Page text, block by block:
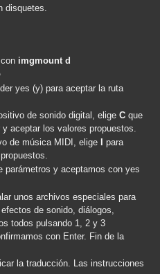
disquetes.
imgmount d
yes (y) para aceptar la ruta
de sonido digital, eligeC que
aceptar los valores propuestos.
de música MIDI, elige
para
parámetros y aceptamos con yes
unos archivos especiales para
de sonido, diálogos,
todos pulsando 1, 2 y 3
con Enter. Fin de la
la traducción. Las instrucciones